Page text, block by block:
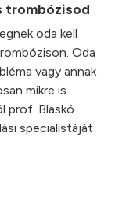
trombózisod
oda kell
Oda
vagy annak
mikre is
prof. Blaskó
specialistáját